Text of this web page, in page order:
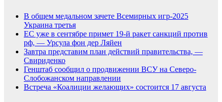
В общем медальном зачете Всемирных игр-2025
Украина третья
ЕС уже в сентябре примет 19-й ракет санкций против
рф, — Урсула фон дер Ляйен
Завтра представим план действий правительства, —
Свириденко
Генштаб сообщил о продвижении ВСУ на Северо-
Слобожанском направлении
Встреча «Коалиции желающих» состоится 17 августа